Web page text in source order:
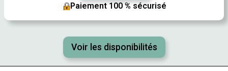
Paiement 100 % sécurisé
Voir les disponibilités